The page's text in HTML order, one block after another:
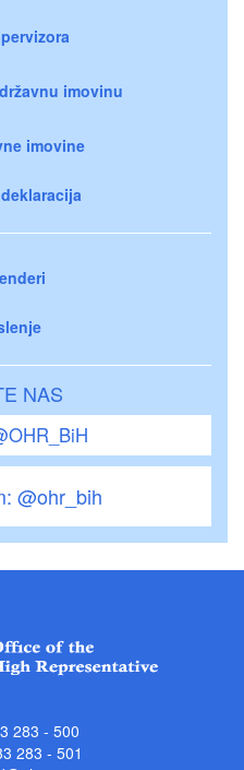
imovinu
imovine
NAS
@ohr_bih
283 - 500
283 - 501